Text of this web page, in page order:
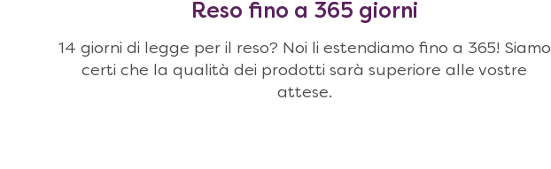
Reso fino a 365 giorni
14 giorni di legge per il reso? Noi li estendiamo fino a 365! Siamo
certi che la qualità dei prodotti sarà superiore alle vostre
attese.